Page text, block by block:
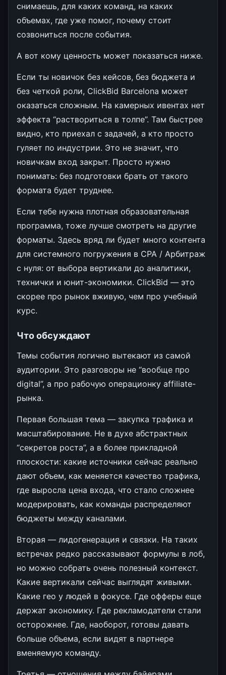
снимаешь, для каких команд, на каких
объемах, где уже помог, почему стоит
созвониться после события.
А вот кому ценность может показаться ниже.
Если ты новичок без кейсов, без бюджета и
без четкой роли, ClickBid Barcelona может
оказаться сложным. На камерных ивентах нет
эффекта “раствориться в толпе”. Там быстрее
видно, кто приехал с задачей, а кто просто
гуляет по индустрии. Это не значит, что
новичкам вход закрыт. Просто нужно
понимать: без подготовки брать от такого
формата будет труднее.
Если тебе нужна плотная образовательная
программа, тоже лучше смотреть на другие
форматы. Здесь вряд ли будет много контента
для системного погружения в CPA / Арбитраж
с нуля: от выбора вертикали до аналитики,
технички и юнит-экономики. ClickBid — это
скорее про рынок вживую, чем про учебный
курс.
Что обсуждают
Темы события логично вытекают из самой
аудитории. Это разговоры не “вообще про
digital”, а про рабочую операционку affiliate-
рынка.
Первая большая тема — закупка трафика и
масштабирование. Не в духе абстрактных
“секретов роста”, а в более прикладной
плоскости: какие источники сейчас реально
дают объем, как меняется качество трафика,
где выросла цена входа, что стало сложнее
модерировать, как команды распределяют
бюджеты между каналами.
Вторая — лидогенерация и связки. На таких
встречах редко рассказывают формулы в лоб,
но можно собрать очень полезный контекст.
Какие вертикали сейчас выглядят живыми.
Какие гео у людей в фокусе. Где офферы еще
держат экономику. Где рекламодатели стали
осторожнее. Где, наоборот, готовы давать
больше объема, если видят в партнере
вменяемую команду.